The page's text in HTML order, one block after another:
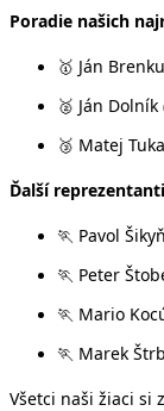
Poradie našich
🥇 Ján
🥈 Ján Dolník
🥉 Matej
Ďalší
🏃 Pavol
🏃 Peter
🏃 Mario
🏃 Marek
Všetci naši žiaci si